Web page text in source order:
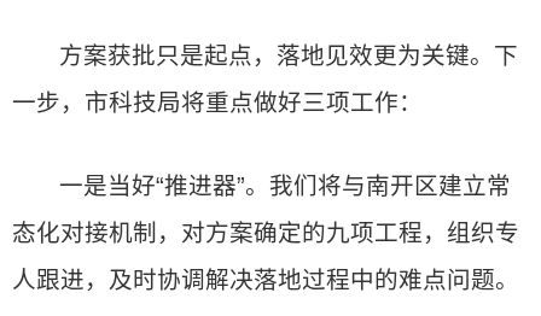
方案获批只是起点，落地见效更为关键。下
一步，市科技局将重点做好三项工作：
一是当好“推进器”。我们将与南开区建立常
态化对接机制，对方案确定的九项工程，组织专
人跟进，及时协调解决落地过程中的难点问题。